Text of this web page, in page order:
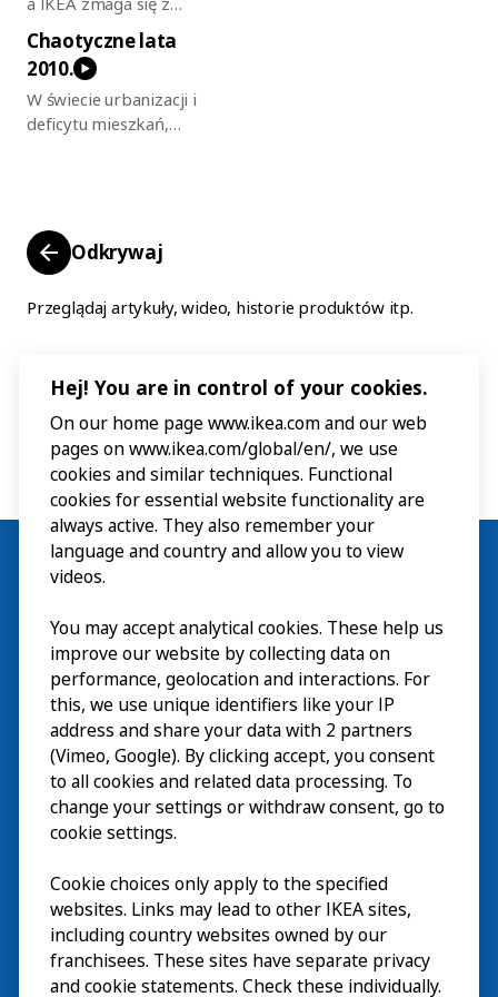
naftowego rozpoczyna się
wielka ekspansja.
kryzysem tożsamości. Pora
wrócić do skandynawskich
korzeni. Stając się
prawdziwie globalną
marką, IKEA odzyskuje
Chaotyczne lata
2010.
W świecie urbanizacji i
deficytu mieszkań,
do globalnego
zrównoważonego rozwoju
Odkrywaj
Przeglądaj artykuły, wideo, historie produktów itp.
Wizyta
Odkrywaj
Bieżące wydarzeniaEN
O nasEN
Hej! You are in control of your cookies.
On our home page www.ikea.com and our web
pages on www.ikea.com/global/en/, we use
cookies and similar techniques. Functional
cookies for essential website functionality are
always active. They also remember your
language and country and allow you to view
videos.
You may accept analytical cookies. These help us
improve our website by collecting data on
performance, geolocation and interactions. For
this, we use unique identifiers like your IP
address and share your data with 2 partners
(Vimeo, Google). By clicking accept, you consent
to all cookies and related data processing. To
change your settings or withdraw consent, go to
cookie settings.
Cookie choices only apply to the specified
websites. Links may lead to other IKEA sites,
including country websites owned by our
franchisees. These sites have separate privacy
and cookie statements. Check these individually.